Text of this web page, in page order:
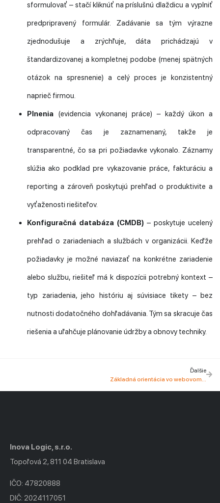
sformulovať – stačí kliknúť na príslušnú dlaždicu a vyplniť
predpripravený formulár. Zadávanie sa tým výrazne
zjednodušuje a zrýchľuje, dáta prichádzajú v
štandardizovanej a kompletnej podobe (menej spätných
otázok na spresnenie) a celý proces je konzistentný
naprieč firmou.
Plnenia (evidencia vykonanej práce) – každý úkon a
odpracovaný čas je zaznamenaný, takže je
transparentné, čo sa pri požiadavke vykonalo. Záznamy
slúžia ako podklad pre vykazovanie práce, fakturáciu a
reporting a zároveň poskytujú prehľad o produktivite a
vyťaženosti riešiteľov.
Konfiguračná databáza (CMDB) – poskytuje ucelený
prehľad o zariadeniach a službách v organizácii. Keďže
požiadavky je možné naviazať na konkrétne zariadenie
alebo službu, riešiteľ má k dispozícii potrebný kontext –
typ zariadenia, jeho históriu aj súvisiace tikety – bez
nutnosti dodatočného dohľadávania. Tým sa skracuje čas
riešenia a uľahčuje plánovanie údržby a obnovy techniky.
Ďalšie
Základná orientácia vo webovom rozhraní
Inova Logic, s.r.o.
Topoľová 2, 811 04 Bratislava
IČO: 47820888
DIČ: 2024117051